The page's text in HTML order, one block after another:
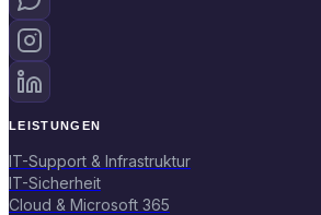
LEISTUNGEN
IT-Support & Infrastruktur
IT-Sicherheit
Cloud & Microsoft 365